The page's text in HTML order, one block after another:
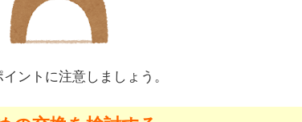
ントに注意しましょう。